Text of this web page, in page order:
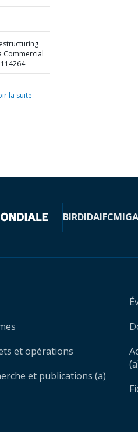
Commercial
la suite
BIRDIDAIFCMIGA
et opérations
et publications (a)